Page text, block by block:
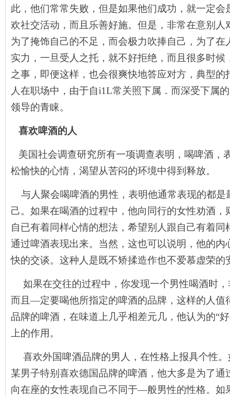
此，他们常常失败，但是如果他们成功，就一定会
欢社交活动，而且乐善好施。但是，非常在意别人
为了掩饰自己的不足，而会极力吹捧自己，为了在
实力，一旦受人之托，就不好拒绝，而且很多时候
之事，即便这样，也会很爽快地答应对方，典型的
人在职场中，由于自i1L常关照下属．而深受下属
领导的青睐。
喜欢啤酒的人
美国社会调查研究所有一项调查表明，喝啤酒，
松愉快的心情，渴望从苦闷的环境中得到释放。
与人聚会喝啤酒的男性，表明他通常表现的都是
己。如果在喝酒的过程中，他向同行的女性劝酒，
自已有着同样心情的想法，希望别人跟自己有着同
通过啤酒表现出来。当然，这也可以说明，他的内
快的交谈。这种人是既不矫揉造作也不爱慕虚荣的
如果在交往的过程中，你发现一个男性喝酒时
而且—定要喝他所指定的啤酒的品牌，这样的人值
品牌的啤酒，在味道上几乎相差元几，他认为的“
上的作用。
喜欢外国啤酒品牌的男人，在性格上报具个性
某男子特别喜欢德国品牌的啤酒，他大多是为了通
向在座的女性表现自己不同于—般男性的性格。如